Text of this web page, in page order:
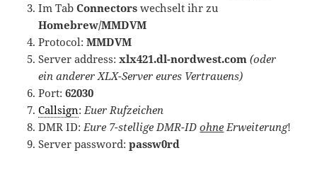
Im TabConnectors wechselt ihr zu
Homebrew/MMDVM
Protocol:MMDVM
Server address:xlx421.dl-nordwest.com (oder
ein anderer XLX-Server eures Vertrauens)
Port:62030
Callsign:Euer Rufzeichen
DMR ID:Eure 7-stellige DMR-IDohneErweiterung!
Server password:passw0rd